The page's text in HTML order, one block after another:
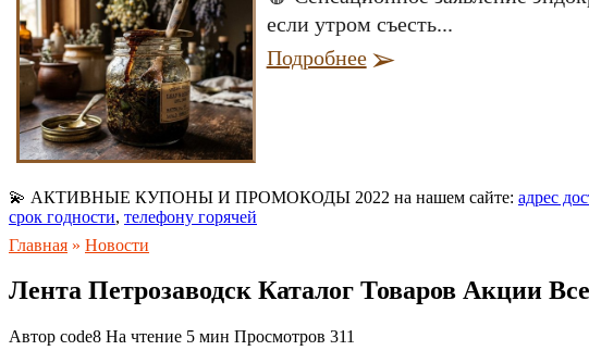
если утром съесть...
Подробнее
💫 АКТИВНЫЕ КУПОНЫ И ПРОМОКОДЫ 2022 на нашем сайте: адрес
срок годности, телефону горячей
Главная » Новости
Лента Петрозаводск Каталог Товаров Акции
Автор code8 На чтение 5 мин Просмотров 311